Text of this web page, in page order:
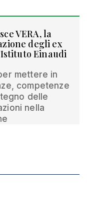
VERA, la
degli ex
Einaudi
mettere in
competenze
delle
nella